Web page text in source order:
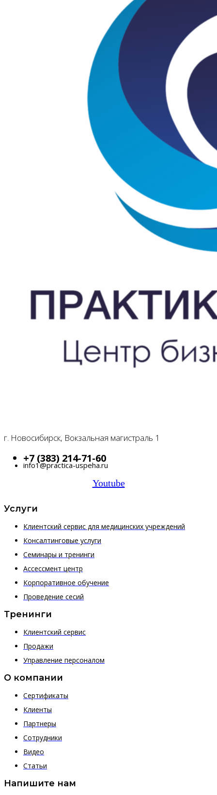
г. Новосибирск, Вокзальная магистраль 1
+7 (383) 214-71-60
info1@practica-uspeha.ru
Youtube
Услуги
Клиентский сервис для медицинских учреждений
Консалтинговые услуги
Семинары и тренинги
Ассессмент центр
Корпоративное обучение
Проведение сесий
Тренинги
Клиентский сервис
Продажи
Управление персоналом
О компании
Сертификаты
Клиенты
Партнеры
Сотрудники
Видео
Статьи
Напишите нам